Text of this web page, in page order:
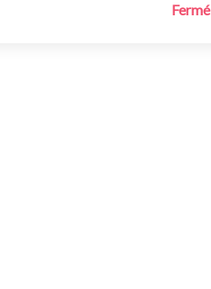
Fermé